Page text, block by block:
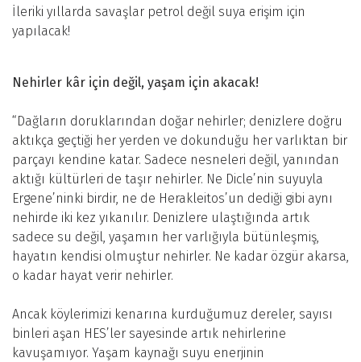
İleriki yıllarda savaşlar petrol değil suya erişim için
yapılacak!
Nehirler kâr için değil, yaşam için akacak!
“Dağların doruklarından doğar nehirler; denizlere doğru
aktıkça geçtiği her yerden ve dokunduğu her varlıktan bir
parçayı kendine katar. Sadece nesneleri değil, yanından
aktığı kültürleri de taşır nehirler. Ne Dicle’nin suyuyla
Ergene’ninki birdir, ne de Herakleitos’un dediği gibi aynı
nehirde iki kez yıkanılır. Denizlere ulaştığında artık
sadece su değil, yaşamın her varlığıyla bütünleşmiş,
hayatın kendisi olmuştur nehirler. Ne kadar özgür akarsa,
o kadar hayat verir nehirler.
Ancak köylerimizi kenarına kurduğumuz dereler, sayısı
binleri aşan HES’ler sayesinde artık nehirlerine
kavuşamıyor. Yaşam kaynağı suyu enerjinin